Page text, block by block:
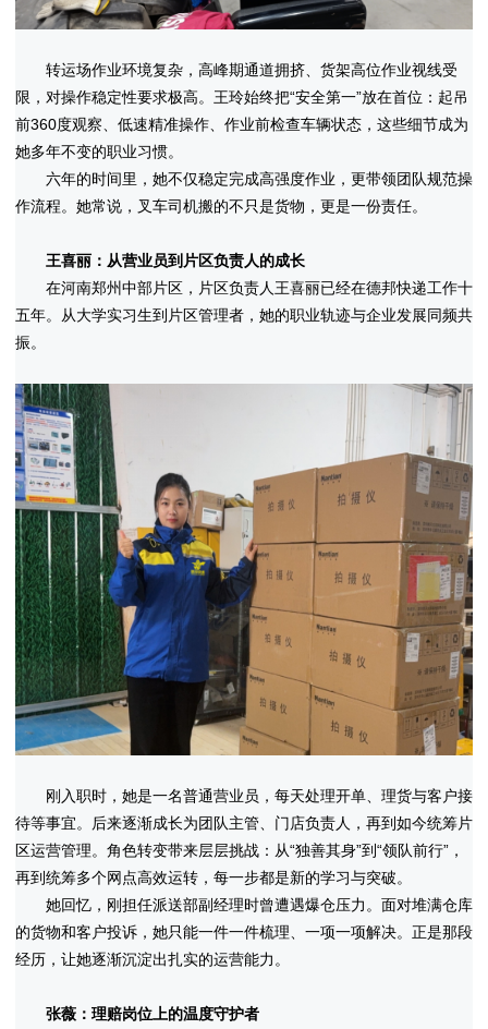
转运场作业环境复杂，高峰期通道拥挤、货架高位作业视线受
限，对操作稳定性要求极高。王玲始终把“安全第一”放在首位：起吊
前360度观察、低速精准操作、作业前检查车辆状态，这些细节成为
她多年不变的职业习惯。
六年的时间里，她不仅稳定完成高强度作业，更带领团队规范操
作流程。她常说，叉车司机搬的不只是货物，更是一份责任。
王喜丽：从营业员到片区负责人的成长
在河南郑州中部片区，片区负责人王喜丽已经在德邦快递工作十
五年。从大学实习生到片区管理者，她的职业轨迹与企业发展同频共
振。
刚入职时，她是一名普通营业员，每天处理开单、理货与客户接
待等事宜。后来逐渐成长为团队主管、门店负责人，再到如今统筹片
区运营管理。角色转变带来层层挑战：从“独善其身”到“领队前行”，
再到统筹多个网点高效运转，每一步都是新的学习与突破。
她回忆，刚担任派送部副经理时曾遭遇爆仓压力。面对堆满仓库
的货物和客户投诉，她只能一件一件梳理、一项一项解决。正是那段
经历，让她逐渐沉淀出扎实的运营能力。
张薇：理赔岗位上的温度守护者